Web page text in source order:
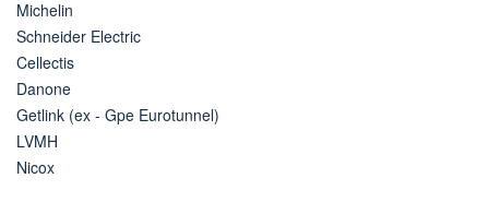
Michelin
Schneider Electric
Cellectis
Danone
Getlink (ex - Gpe Eurotunnel)
LVMH
Nicox